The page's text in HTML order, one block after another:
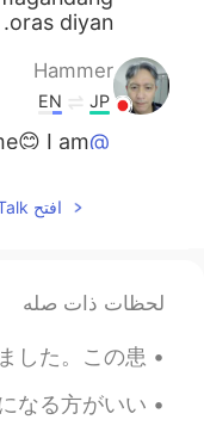
oras diyan.
Hammer
JP
EN
@ジェッサ民
I am
ジェッサ民
EN
PH
TL
@Koji
ざいま
افتح HelloTalk للانضمام الى المحادثة
لحظات ذات صله
アイスクリームみたい！」と言いました。たくさん笑いました。この患...
選びました。髪の本当の色は黒だからセーラーマーズになる方がいい...